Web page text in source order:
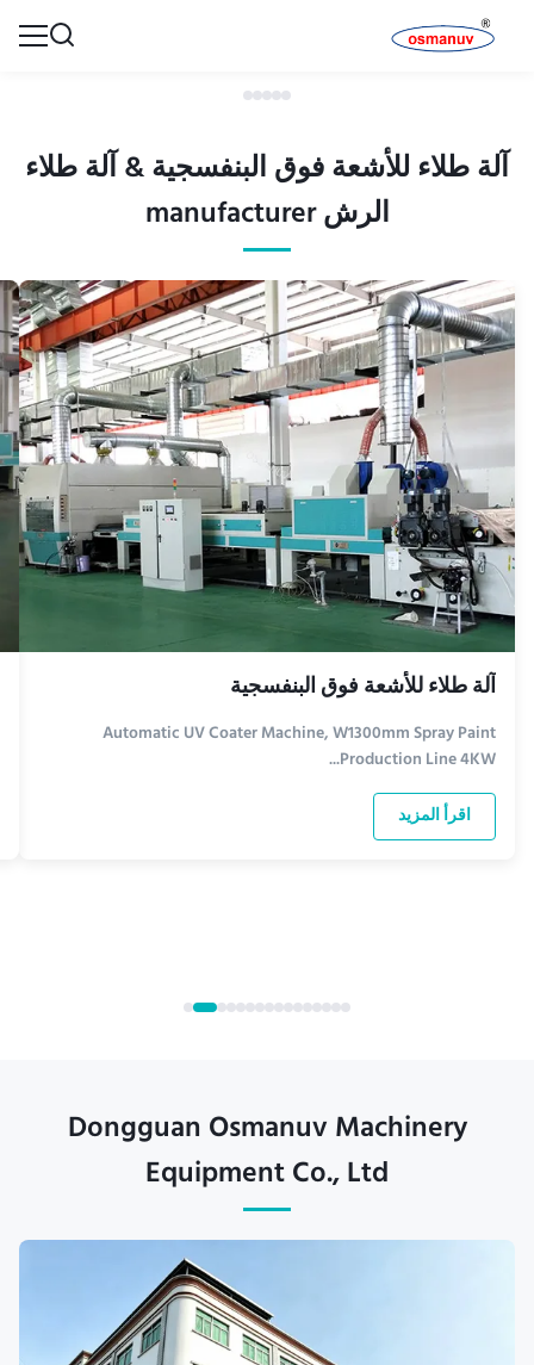
آلة طلاء للأشعة فوق البنفسجية & آلة طلاء
الرش manufacturer
آلة طلاء للأشعة فوق البنفسجية
Automatic UV Coater Machine, W1300mm Spray Paint
Production Line 4KW...
اقرأ المزيد
Dongguan Osmanuv Machinery
Equipment Co., Ltd